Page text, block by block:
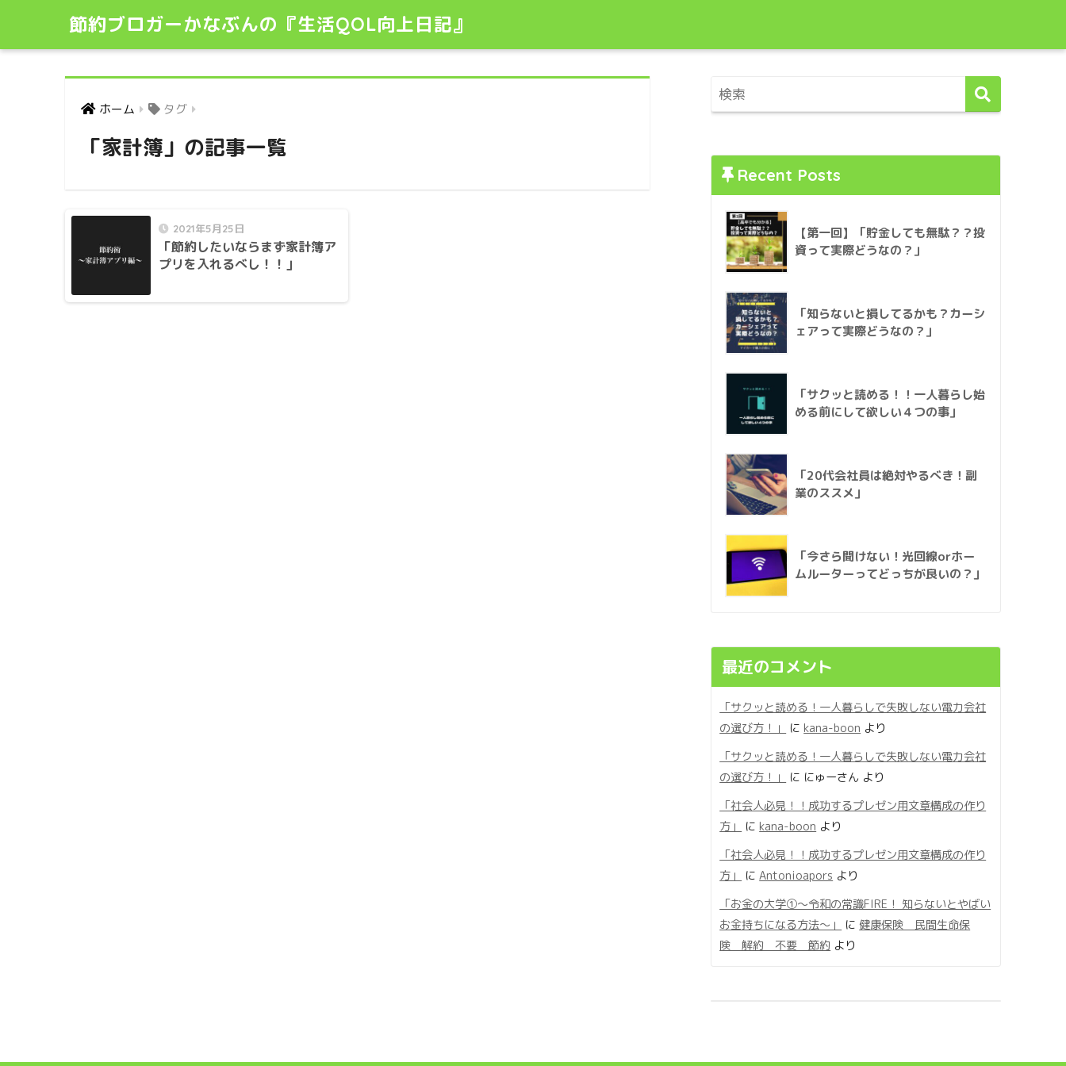
節約ブロガーかなぶんの『生活QOL向上日記』
ホーム タグ
「家計簿」の記事一覧
2021年5月25日
「節約したいならまず家計簿ア
プリを入れるべし！！」
Recent Posts
【第一回】「貯金しても無駄？？投
資って実際どうなの？」
「知らないと損してるかも？カーシ
ェアって実際どうなの？」
「サクッと読める！！一人暮らし始
める前にして欲しい４つの事」
「20代会社員は絶対やるべき！副
業のススメ」
「今さら聞けない！光回線orホー
ムルーターってどっちが良いの？」
最近のコメント
「サクッと読める！一人暮らしで失敗しない電力会社
の選び方！」
に kana-boon より
「サクッと読める！一人暮らしで失敗しない電力会社
の選び方！」
に にゅーさん より
「社会人必見！！成功するプレゼン用文章構成の作り
方」
に kana-boon より
「社会人必見！！成功するプレゼン用文章構成の作り
方」
にAntonioapors より
「お金の大学①〜令和の常識FIRE！ 知らないとやばい
お金持ちになる方法〜」
に 健康保険 民間生命保
険 解約 不要 節約 より